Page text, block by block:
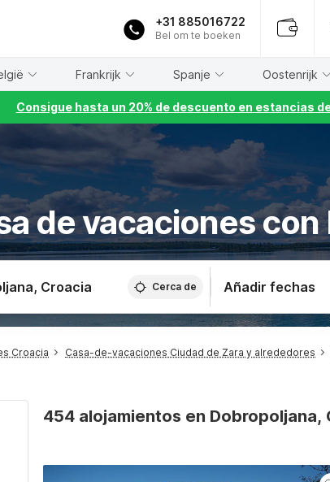
+31 885016722
Bel om te boeken
Frankrijk Spanje Oostenrijk
Consigue hasta un 20% de descuento en estancias
de vacaciones
Cerca de Añadir fechas
Croacia Casa-de-vacaciones Ciudad de Zara y alrededores
454 alojamientos en Dobropoljana,